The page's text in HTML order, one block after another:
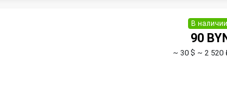
В наличии
90
~ 30 $ ~ 2 520